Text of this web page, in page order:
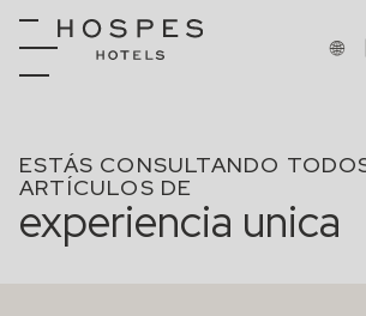
ESTÁS CONSULTANDO
ARTÍCULOS DE
experiencia unica